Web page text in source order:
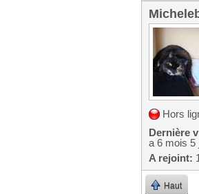
Hors
Dernière
a 6 mois 5
A rejoint:
Haut